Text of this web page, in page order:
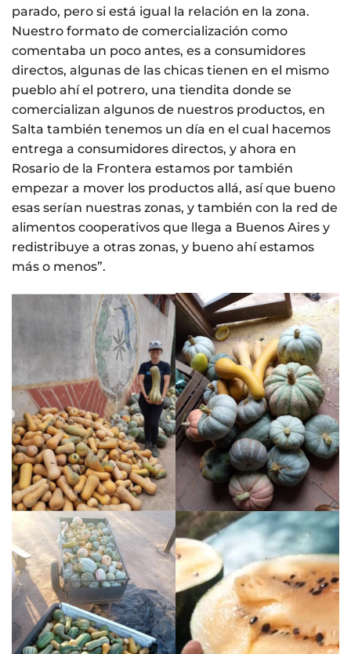
parado, pero si está igual la relación en la zona.
Nuestro formato de comercialización como
comentaba un poco antes, es a consumidores
directos, algunas de las chicas tienen en el mismo
pueblo ahí el potrero, una tiendita donde se
comercializan algunos de nuestros productos, en
Salta también tenemos un día en el cual hacemos
entrega a consumidores directos, y ahora en
Rosario de la Frontera estamos por también
empezar a mover los productos allá, así que bueno
esas serían nuestras zonas, y también con la red de
alimentos cooperativos que llega a Buenos Aires y
redistribuye a otras zonas, y bueno ahí estamos
más o menos”.